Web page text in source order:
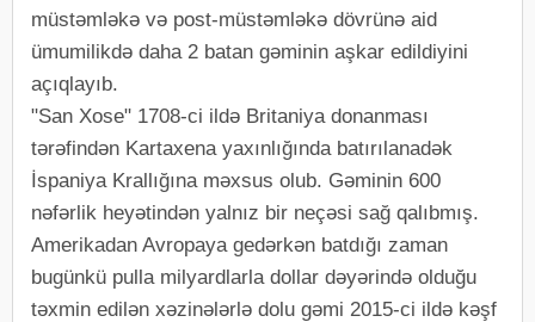
müstəmləkə və post-müstəmləkə dövrünə aid
ümumilikdə daha 2 batan gəminin aşkar edildiyini
açıqlayıb.
"San Xose" 1708-ci ildə Britaniya donanması
tərəfindən Kartaxena yaxınlığında batırılanadək
İspaniya Krallığına məxsus olub. Gəminin 600
nəfərlik heyətindən yalnız bir neçəsi sağ qalıbmış.
Amerikadan Avropaya gedərkən batdığı zaman
bugünkü pulla milyardlarla dollar dəyərində olduğu
təxmin edilən xəzinələrlə dolu gəmi 2015-ci ildə kəşf